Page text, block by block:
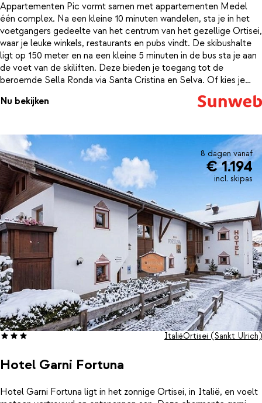
Appartementen Pic vormt samen met appartementen Medel
één complex. Na een kleine 10 minuten wandelen, sta je in het
voetgangers gedeelte van het centrum van het gezellige Ortisei,
waar je leuke winkels, restaurants en pubs vindt. De skibushalte
ligt op 150 meter en na een kleine 5 minuten in de bus sta je aan
de voet van de skiliften. Deze bieden je toegang tot de
beroemde Sella Ronda via Santa Cristina en Selva. Of kies je
voor het kleinere Seiser Alm? Het 2-kamerappartement is vrij
recent gebouwd en beschikt over een grote, goed uitgeruste
Nu bekijken
8 dagen vanaf
€ 1.194
incl. skipas
Hotel Garni Fortuna
ItaliëOrtisei (Sankt Ulrich)
Hotel Garni Fortuna ligt in het zonnige Ortisei, in Italië, en voelt